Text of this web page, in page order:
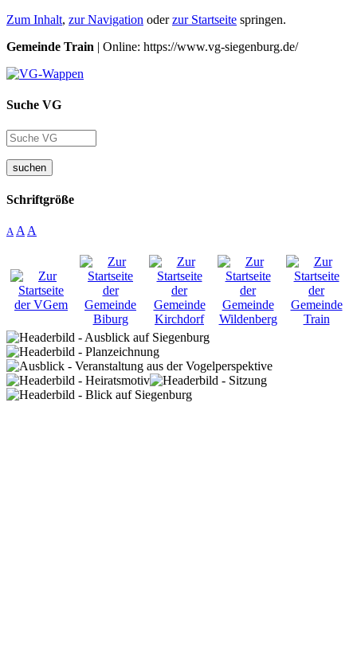
Zum Inhalt, zur Navigation oderzur Startseite springen.
Gemeinde Train | Online: https://www.vg-siegenburg.de/
Suche VG
suchen
Schriftgröße
A A A